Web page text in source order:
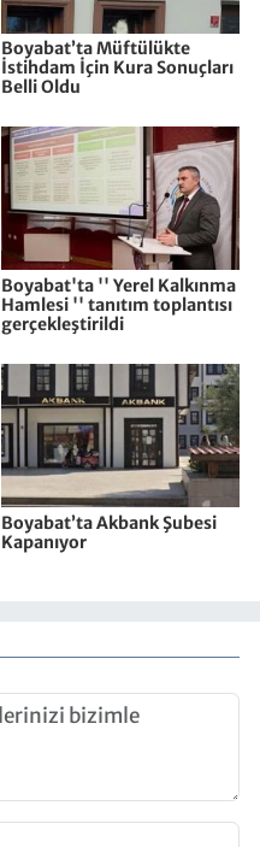
Boyabat’ta Müftülükte
İstihdam İçin Kura Sonuçları
Belli Oldu
Boyabat'ta '' Yerel Kalkınma
Hamlesi '' tanıtım toplantısı
gerçekleştirildi
Boyabat’ta Akbank Şubesi
Kapanıyor